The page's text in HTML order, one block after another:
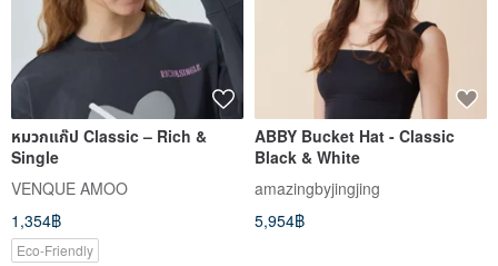
หมวกแก๊ป Classic – Rich &
Single
VENQUE AMOO
1,354฿
Eco-Friendly
ABBY Bucket Hat - Classic
Black & White
amazingbyjingjing
5,954฿